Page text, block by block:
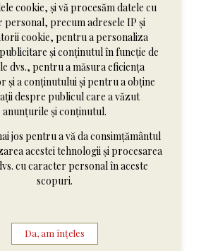
cookie, și vă procesăm datele cu
personal, precum adresele IP și
cookie, pentru a personaliza
și conținutul în funcție de
dvs., pentru a măsura eficiența
și a conținutului și pentru a obține
despre publicul care a văzut
anunțurile și conținutul.
jos pentru a vă da consimțământul
acestei tehnologii și procesarea
cu caracter personal în aceste
scopuri.
Da, am înțeles